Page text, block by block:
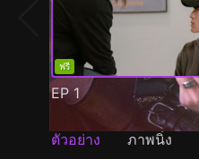
ฟรี
EP 1
ตัวอย่าง ภาพนิ่ง